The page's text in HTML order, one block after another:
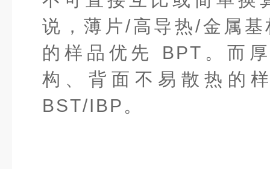
说，薄片/高导热/金属
的样品优先 BPT。而
构、背面不易散热的
BST/IBP。